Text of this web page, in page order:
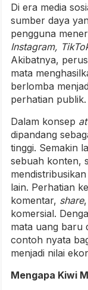
Di era media
sumber daya
pengguna
Instagram,
Akibatnya,
mata
berlomba
perhatian publik.
Dalam konsep
dipandang
tinggi. Semakin
sebuah konten,
lain. Perhatian
komentar, share
komersial.
mata uang baru
contoh nyata
menjadi nilai
Mengapa Kiwi